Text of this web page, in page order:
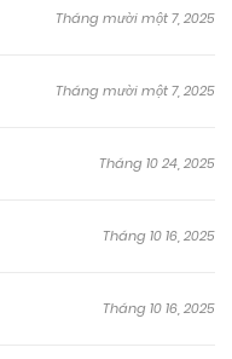
Tháng mười một 7, 2025
Tháng mười một 7, 2025
Tháng 10 24, 2025
Tháng 10 16, 2025
Tháng 10 16, 2025